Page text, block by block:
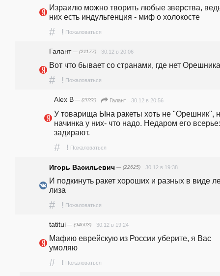
Израилю можно творить любые зверства,
них есть индульгенция - миф о холокосте
# ! Пожаловаться
Галант— (21177) 30.12 в 20:06
Вот что бывает со странами, где нет
# ! Пожаловаться
Alex B — (2032) Галант 30.12 в 20:56
У товарища Ына ракеты хоть не "Орешник",
начинка у них- что надо. Недаром его
задирают.
# ! Пожаловаться
Игорь Васильевич — (22625) 30.12 в 19:38
И подкинуть ракет хороших и разных в виде
лиза
# ! Пожаловаться
tatitui — (94603) 30.12 в 19:24
Мафию еврейскую из России уберите, я Вас
умоляю
# ! Пожаловаться